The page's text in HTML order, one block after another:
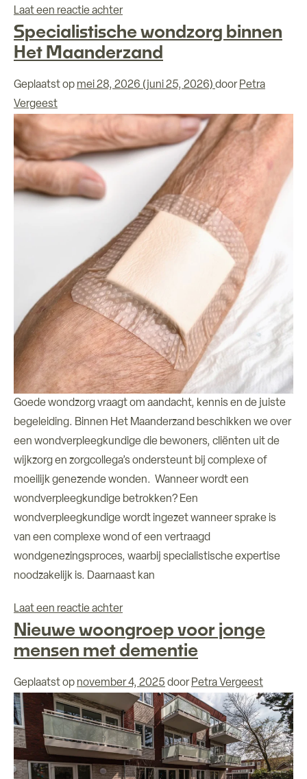
Laat een reactie achterop Parkinsonzorg op maat
Specialistische wondzorg binnen
Het Maanderzand
Geplaatst op mei 28, 2026 (juni 25, 2026) door Petra
Vergeest
Goede wondzorg vraagt om aandacht, kennis en de juiste
begeleiding. Binnen Het Maanderzand beschikken we over
een wondverpleegkundige die bewoners, cliënten uit de
wijkzorg en zorgcollega’s ondersteunt bij complexe of
moeilijk genezende wonden. Wanneer wordt een
wondverpleegkundige betrokken? Een
wondverpleegkundige wordt ingezet wanneer sprake is
van een complexe wond of een vertraagd
wondgenezingsproces, waarbij specialistische expertise
noodzakelijk is. Daarnaast kan
Laat een reactie achterop Specialistische wondzorg binnen
Nieuwe woongroep voor jonge
mensen met dementie
Geplaatst op november 4, 2025 door Petra Vergeest